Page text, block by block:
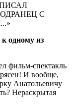
С
одному из
фильм-спектакль
И вообще,
Анатольевичу
Нераскрытая